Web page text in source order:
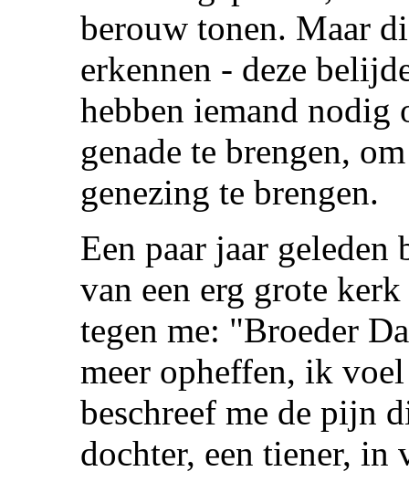
berouw tonen. Maar
erkennen - deze
hebben iemand nodig
genade te brengen,
genezing te brengen.
Een paar jaar geleden
van een erg grote
tegen me: "Broeder
meer opheffen, ik
beschreef me de pijn
dochter, een tiener, in